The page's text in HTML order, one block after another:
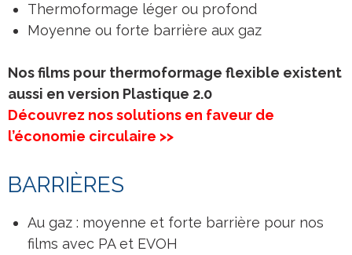
Thermoformage léger ou profond
Moyenne ou forte barrière aux gaz
Nos films pour thermoformage flexible existent
aussi en version Plastique 2.0
Découvrez nos solutions en faveur de
l’économie circulaire >>
BARRIÈRES
Au gaz : moyenne et forte barrière pour nos
films avec PA et EVOH